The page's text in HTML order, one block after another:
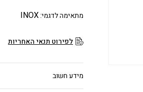
מתאימה לדגמי:INOX
לפירוט תנאי האחריות
מידע חשוב